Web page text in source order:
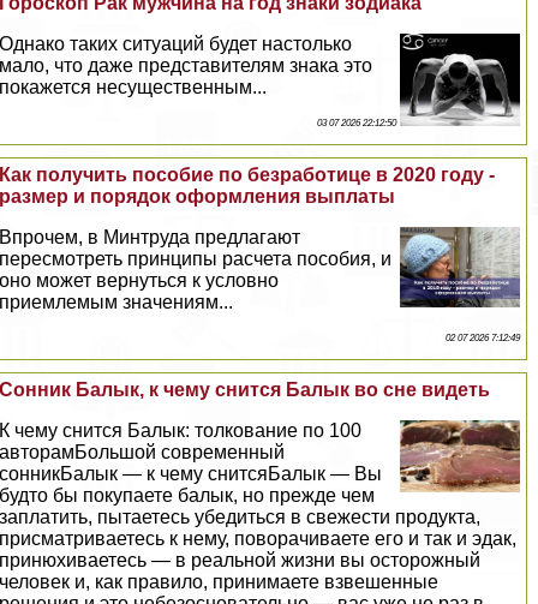
Однако таких ситуаций будет настолько
мало, что даже представителям знака это
покажется несущественным...
03 07 2026 22:12:50
Как получить пособие по безработице в 2020 году -
размер и порядок оформления выплаты
Впрочем, в Минтруда предлагают
пересмотреть принципы расчета пособия, и
оно может вернуться к условно
приемлемым значениям...
02 07 2026 7:12:49
Сонник Балык, к чему снится Балык во сне видеть
К чему снится Балык: толкование по 100
авторамБольшой современный
сонникБалык — к чему снитсяБалык — Вы
будто бы покупаете балык, но прежде чем
заплатить, пытаетесь убедиться в свежести продукта,
присматриваетесь к нему, поворачиваете его и так и эдак,
принюхиваетесь — в реальной жизни вы осторожный
человек и, как правило, принимаете взвешенные